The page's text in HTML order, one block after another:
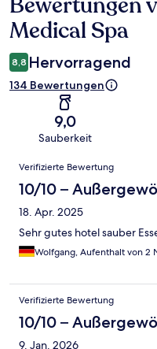
Medical Spa
8,8 Hervorragend
134 Bewertungen
9,0
Sauberkeit
Bewertungen
Verifizierte Bewertung
10/10 –
18. Apr. 2025
Sehr gutes hotel sauber
Wolfgang, Aufenthalt von 2
Verifizierte Bewertung
10/10 –
9. Jan. 2026